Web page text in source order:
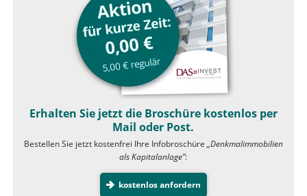
Erhalten Sie jetzt die Broschüre kostenlos per
Mail oder Post.
Bestellen Sie jetzt kostenfrei Ihre Infobroschüre „Denkmalimmobilien
als Kapitalanlage”:
kostenlos anfordern